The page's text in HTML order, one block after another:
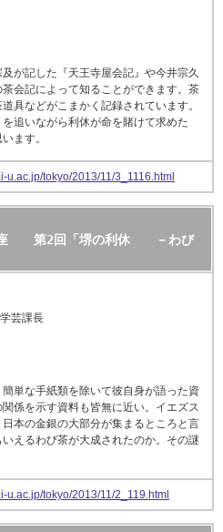
が記した『天王寺屋会記』や今井宗久
茶会記によって知ることができます。茶
具などがこまかく記録されています。
追いながら利休が命を賭けて求めた
ます。
u.ac.jp/tokyo/2013/11/3_1116.html
座 第2回「堺の利休 －わび
芸課長
単な手紙類を除いて彼自身が語った資
係を示す資料も皆無に近い。イエズス
本の金銀の大部分が集まるところと言
えるわび茶が大成されたのか。その謎
u.ac.jp/tokyo/2013/11/2_119.html